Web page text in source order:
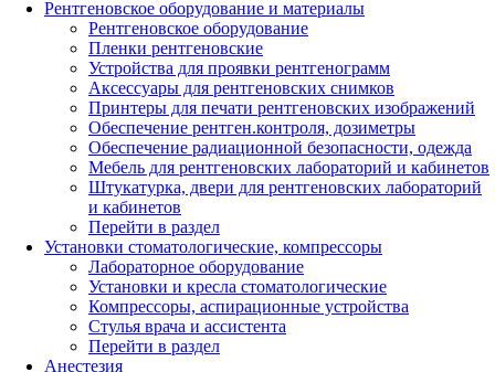
Рентгеновское оборудование и материалы
Рентгеновское оборудование
Пленки рентгеновские
Устройства для проявки рентгенограмм
Аксессуары для рентгеновских снимков
Принтеры для печати рентгеновских изображений
Обеспечение рентген.контроля, дозиметры
Обеспечение радиационной безопасности, одежда
Мебель для рентгеновских лабораторий и кабинетов
Штукатурка, двери для рентгеновских лабораторий
и кабинетов
Перейти в раздел
Установки стоматологические, компрессоры
Лабораторное оборудование
Установки и кресла стоматологические
Компрессоры, аспирационные устройства
Стулья врача и ассистента
Перейти в раздел
Анестезия